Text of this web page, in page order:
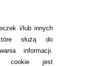
i/lub innych
służą do
informacji.
cookie jest